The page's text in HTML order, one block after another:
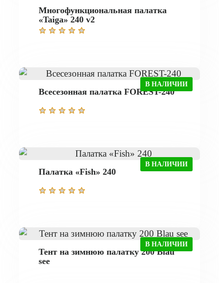
Многофункциональная палатка
«Taiga» 240 v2
В НАЛИЧИИ
Всесезонная палатка FOREST-240
В НАЛИЧИИ
Палатка «Fish» 240
В НАЛИЧИИ
Тент на зимнюю палатку 200 Blau
see